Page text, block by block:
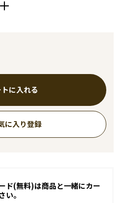
に入れる
に入り登録
ド(無料)は商品と一緒にカー
い。